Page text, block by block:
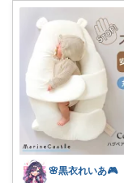
🌸黒衣れいあ🎮